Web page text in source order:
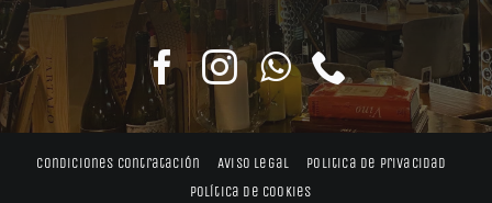
Condiciones contratación Aviso legal
Politica de privacidad
Política de cookies